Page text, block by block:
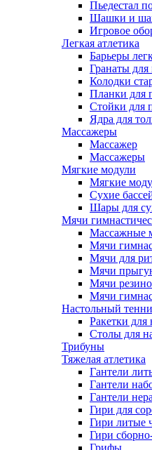
Пьедестал
Шашки и
Игровое
Легкая атлетика
Барьеры
Гранаты для
Колодки
Планки для
Стойки для
Ядра для
Массажеры
Массажер
Массажеры
Мягкие модули
Мягкие
Сухие
Шары для
Мячи
Массажные
Мячи
Мячи для
Мячи
Мячи
Мячи
Настольный
Ракетки для
Столы для
Трибуны
Тяжелая атлетика
Гантели
Гантели
Гантели
Гири для
Гири литые
Гири
Грифы